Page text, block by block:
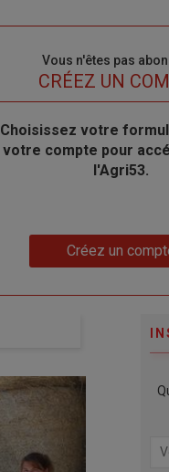
Vous n'êtes pas
TITRECRÉEZ UN
Body
Choisissez votre
votre compte pour
l'Agri53.
Créez un